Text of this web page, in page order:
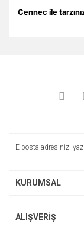
Cennec ile
kullanarak
Görüş ve
Ürün
KURUMSAL
ALIŞVERİŞ